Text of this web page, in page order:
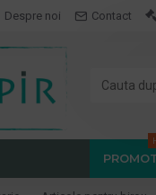
Despre noi Contact